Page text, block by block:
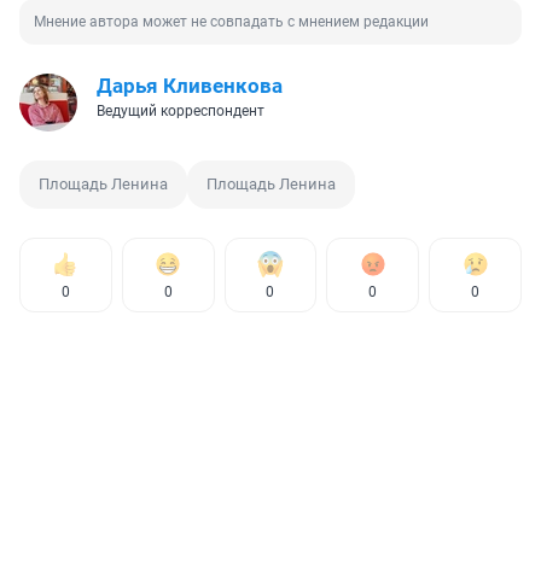
Мнение автора может не совпадать с мнением редакции
Дарья Кливенкова
Ведущий корреспондент
Площадь Ленина Площадь Ленина
0 0 0 0 0